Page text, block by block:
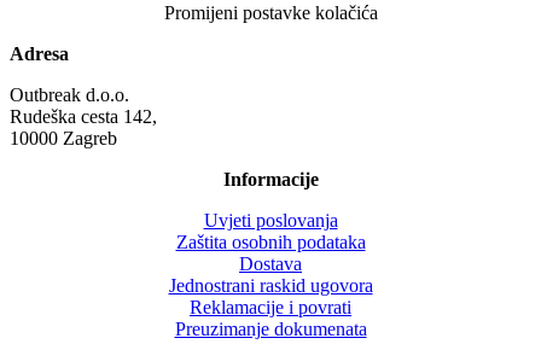
Promijeni postavke kolačića
Adresa
Outbreak d.o.o.
Rudeška cesta 142,
10000 Zagreb
Informacije
Uvjeti poslovanja
Zaštita osobnih podataka
Dostava
Jednostrani raskid ugovora
Reklamacije i povrati
Preuzimanje dokumenata